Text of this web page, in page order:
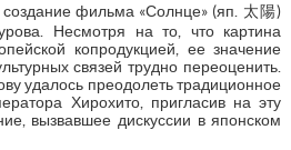
фильма «Солнце» (яп. 太陽)
Несмотря на то, что картина
копродукцией, ее значение
связей трудно переоценить.
удалось преодолеть традиционное
Хирохито, пригласив на эту
вызвавшее дискуссии в японском